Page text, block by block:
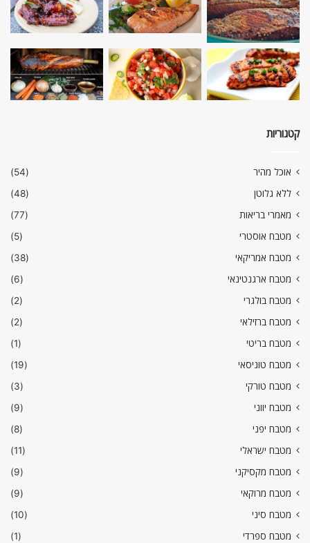
קטגוריות
אוכל מהיר
(54)
ללא גלוטן
(48)
מאמרי בריאות
(77)
מטבח אוסטרי
(5)
מטבח אמריקאי
(38)
מטבח ארגנטינאי
(6)
מטבח בולגרי
(2)
מטבח ברזילאי
(2)
מטבח בריטי
(1)
מטבח טוניסאי
(19)
מטבח טורקי
(3)
מטבח יווני
(9)
מטבח יפני
(8)
מטבח ישראלי
(11)
מטבח מקסיקני
(9)
מטבח מרוקאי
(9)
מטבח סיני
(10)
מטבח ספרדי
(1)